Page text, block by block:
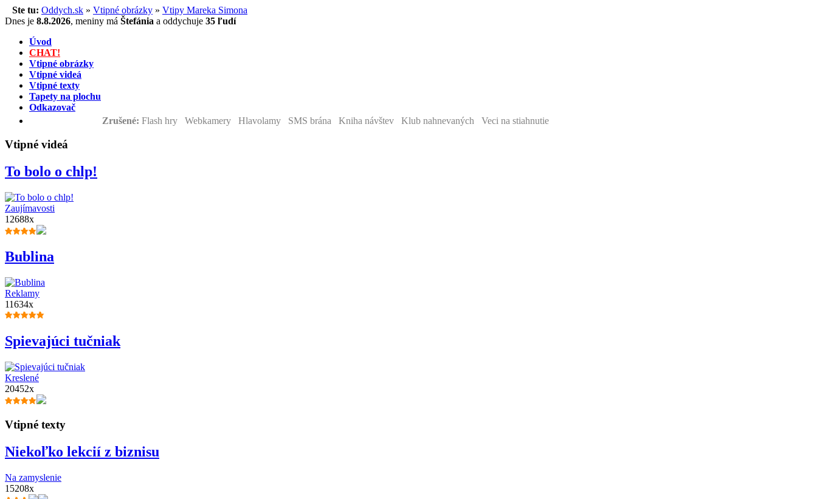
Ste tu: Oddych.sk » Vtipné obrázky » Vtipy Mareka Simona
Dnes je 8.8.2026, meniny má Štefánia a oddychuje 35 ľudí
Úvod
CHAT!
Vtipné obrázky
Vtipné videá
Vtipné texty
Tapety na plochu
Odkazovač
Zrušené: Flash hry Webkamery Hlavolamy SMS brána Kniha návštev Klub nahnevaných Veci na stiahnutie
Vtipné videá
To bolo o chlp!
Zaujímavosti
12688x
Bublina
Reklamy
11634x
Spievajúci tučniak
Kreslené
20452x
Vtipné texty
Niekoľko lekcií z biznisu
Na zamyslenie
15208x